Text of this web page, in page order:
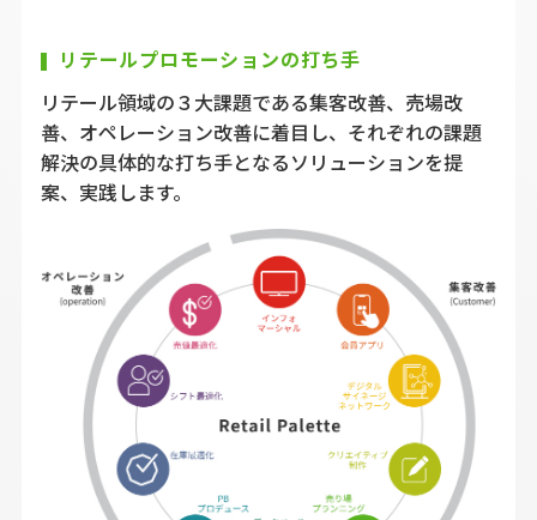
リテールプロモーションの打ち手
リテール領域の３大課題である集客改善、売場改
善、オペレーション改善に着目し、それぞれの課題
解決の具体的な打ち手となるソリューションを提
案、実践します。